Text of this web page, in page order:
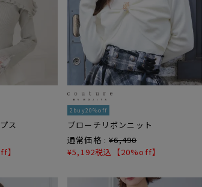
ス
】
2buy20%off
ブローチリボンニット
通常価格 : ¥6,490
¥5,192税込 【20%off】